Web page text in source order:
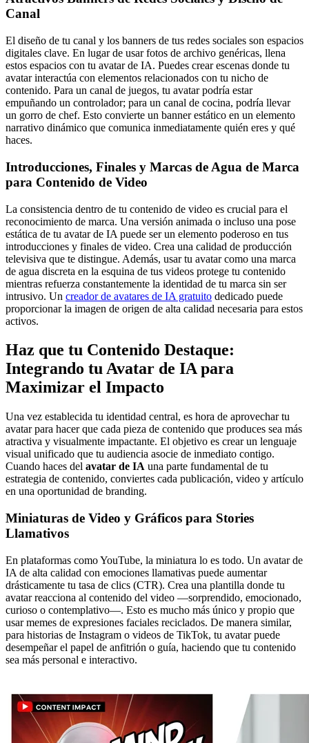
Canal
El diseño de tu canal y los banners de tus redes sociales son espacios
digitales clave. En lugar de usar fotos de archivo genéricas, llena
estos espacios con tu avatar de IA. Puedes crear escenas donde tu
avatar interactúa con elementos relacionados con tu nicho de
contenido. Para un canal de juegos, tu avatar podría estar
empuñando un controlador; para un canal de cocina, podría llevar
un gorro de chef. Esto convierte un banner estático en un elemento
narrativo dinámico que comunica inmediatamente quién eres y qué
haces.
Introducciones, Finales y Marcas de Agua de Marca
para Contenido de Video
La consistencia dentro de tu contenido de video es crucial para el
reconocimiento de marca. Una versión animada o incluso una pose
estática de tu avatar de IA puede ser un elemento poderoso en tus
introducciones y finales de video. Crea una calidad de producción
televisiva que te distingue. Además, usar tu avatar como una marca
de agua discreta en la esquina de tus videos protege tu contenido
mientras refuerza constantemente la identidad de tu marca sin ser
intrusivo. Un creador de avatares de IA gratuito dedicado puede
proporcionar la imagen de origen de alta calidad necesaria para estos
activos.
Haz que tu Contenido Destaque:
Integrando tu Avatar de IA para
Maximizar el Impacto
Una vez establecida tu identidad central, es hora de aprovechar tu
avatar para hacer que cada pieza de contenido que produces sea más
atractiva y visualmente impactante. El objetivo es crear un lenguaje
visual unificado que tu audiencia asocie de inmediato contigo.
Cuando haces del avatar de IA una parte fundamental de tu
estrategia de contenido, conviertes cada publicación, video y artículo
en una oportunidad de branding.
Miniaturas de Video y Gráficos para Stories
Llamativos
En plataformas como YouTube, la miniatura lo es todo. Un avatar de
IA de alta calidad con emociones llamativas puede aumentar
drásticamente tu tasa de clics (CTR). Crea una plantilla donde tu
avatar reacciona al contenido del video —sorprendido, emocionado,
curioso o contemplativo—. Esto es mucho más único y propio que
usar memes de expresiones faciales reciclados. De manera similar,
para historias de Instagram o videos de TikTok, tu avatar puede
desempeñar el papel de anfitrión o guía, haciendo que tu contenido
sea más personal e interactivo.